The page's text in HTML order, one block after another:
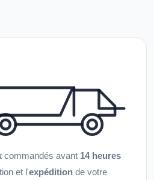
commandés avant 14 heures
et l'expédition de votre